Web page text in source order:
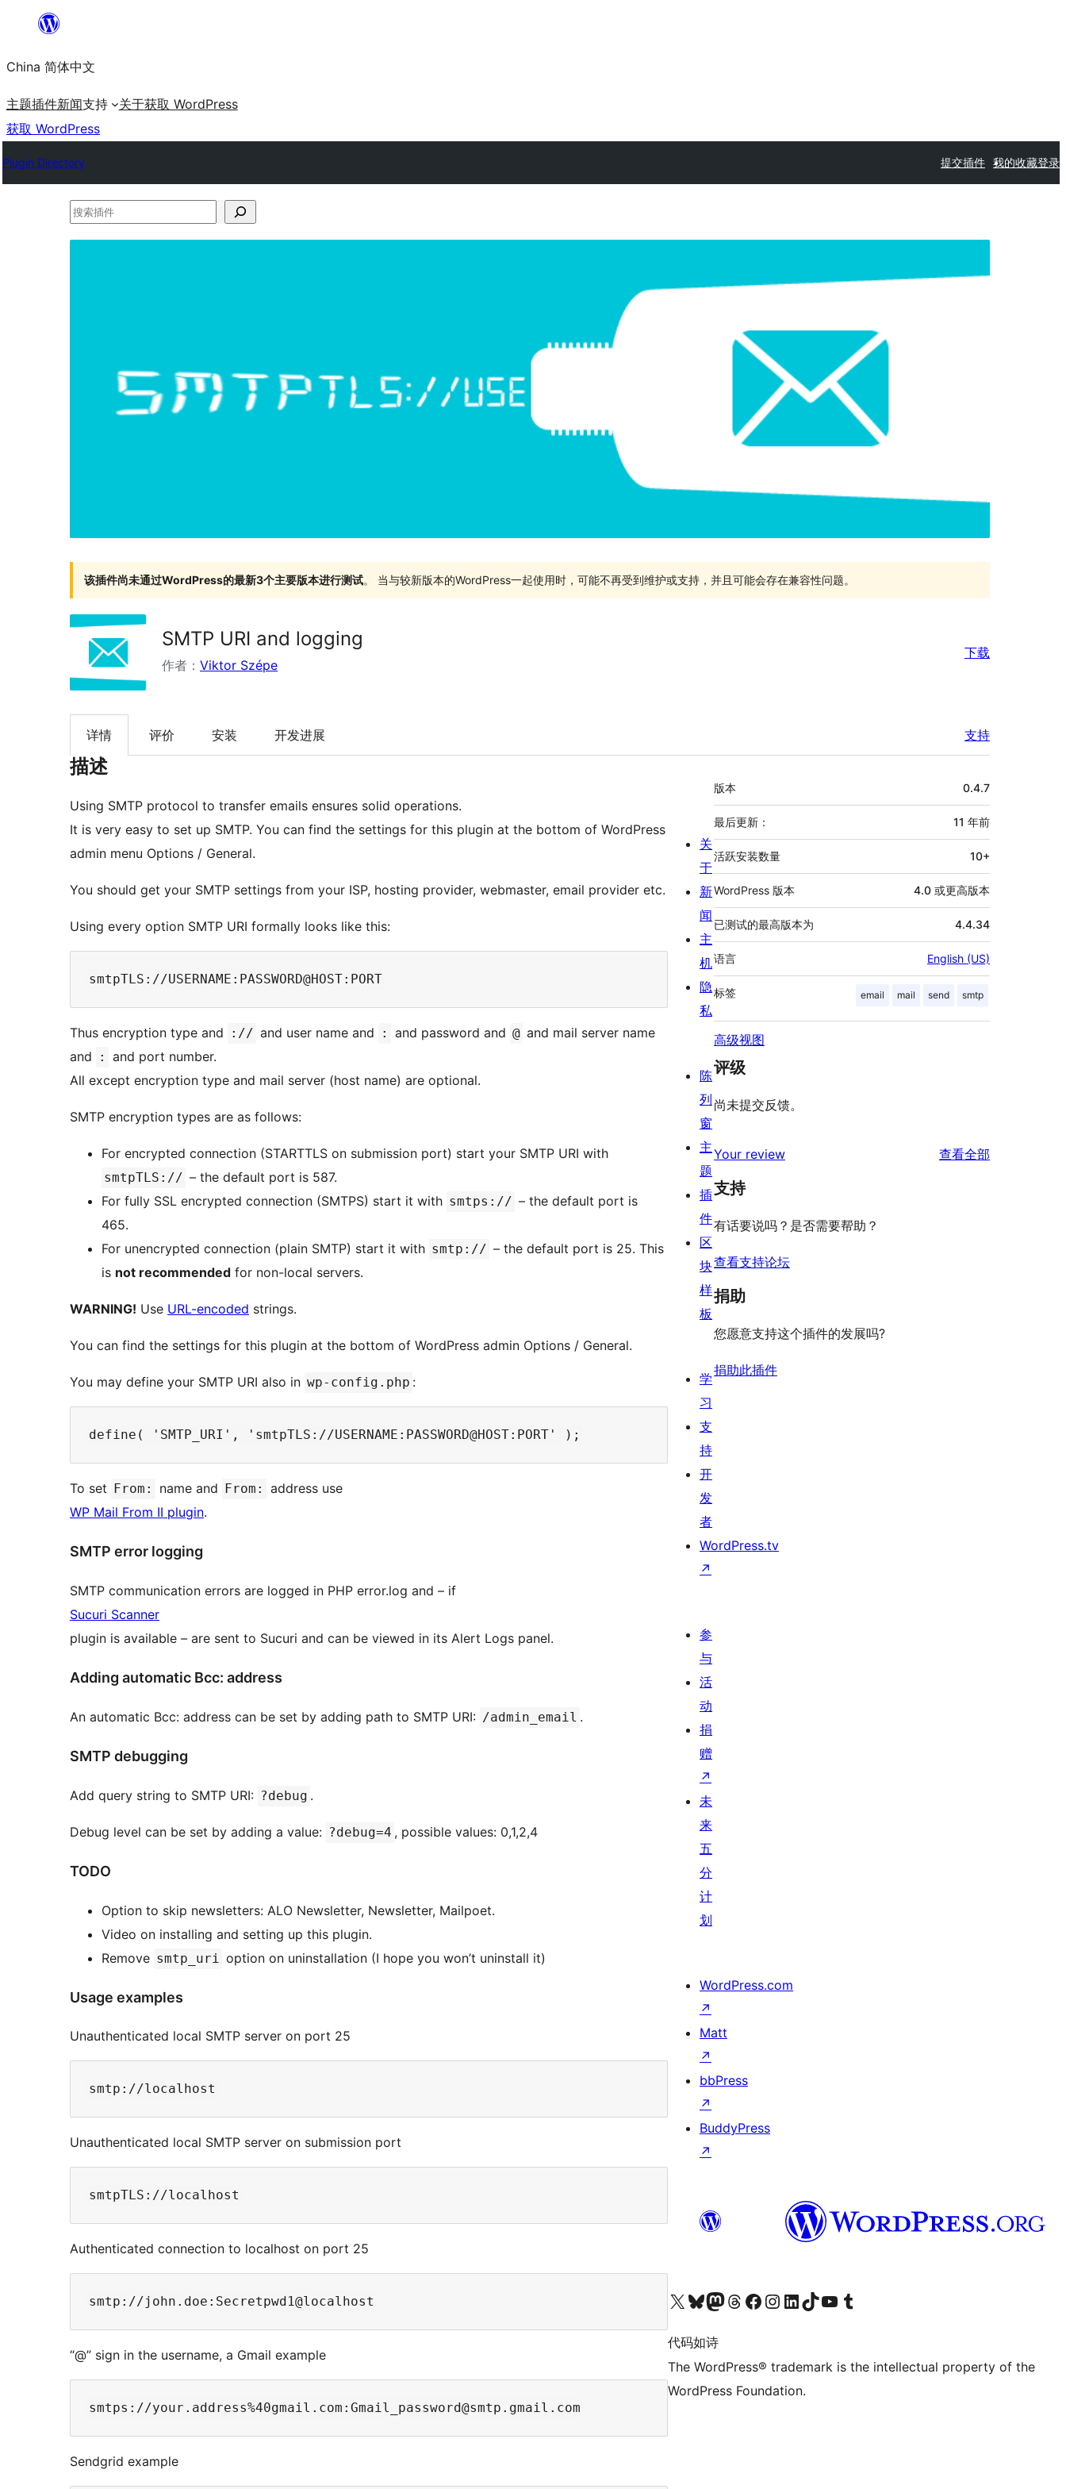
内
容
China 简体中文
主题插件新闻支持 关于获取 WordPress
获取 WordPress
Plugin Directory 提交插件 我的收藏登录
搜
该插件尚未通过WordPress的最新3个主要版本进行测试。 当与较新版本的WordPress一起使用时，可能不再受到维护或支持，并且可能会存在兼容性问题。
SMTP URI and logging
作者： Viktor Szépe
下载
详情 评价 安装 开发进展 支持
描述
Using SMTP protocol to transfer emails ensures solid operations.
It is very easy to set up SMTP. You can find the settings for this plugin at the bottom of WordPress
admin menu Options / General.
You should get your SMTP settings from your ISP, hosting provider, webmaster, email provider etc.
Using every option SMTP URI formally looks like this:
Thus encryption type and :// and user name and : and password and @ and mail server name
and
:
and port number.
All except encryption type and mail server (host name) are optional.
SMTP encryption types are as follows:
For encrypted connection (STARTTLS on submission port) start your SMTP URI with
smtpTLS:// – the default port is 587.
For fully SSL encrypted connection (SMTPS) start it with smtps:// – the default port is
465.
For unencrypted connection (plain SMTP) start it with smtp:// – the default port is 25. This
is not recommended for non-local servers.
WARNING! Use URL-encoded strings.
You can find the settings for this plugin at the bottom of WordPress admin Options / General.
You may define your SMTP URI also in wp-config.php :
To set From: name and From:
address use
WP Mail From II plugin.
SMTP error logging
SMTP communication errors are logged in PHP error.log and – if
Sucuri Scanner
plugin is available – are sent to Sucuri and can be viewed in its Alert Logs panel.
Adding automatic Bcc: address
An automatic Bcc: address can be set by adding path to SMTP URI: /admin_email .
SMTP debugging
Add query string to SMTP URI: ?debug .
Debug level can be set by adding a value: ?debug=4 , possible values: 0,1,2,4
TODO
Option to skip newsletters: ALO Newsletter, Newsletter, Mailpoet.
Video on installing and setting up this plugin.
Remove smtp_uri option on uninstallation (I hope you won’t uninstall it)
Usage examples
Unauthenticated local SMTP server on port 25
Unauthenticated local SMTP server on submission port
Authenticated connection to localhost on port 25
“@” sign in the username, a Gmail example
Sendgrid example
额
外
信
息
版本 0.4.7
最后更新： 11 年前
活跃安装数量 10+
WordPress 版本 4.0 或更高版本
已测试的最高版本为 4.4.34
语言 English (US)
标签 email mail send smtp
高级视图
评级
尚未提交反馈。
Your review 查看全部
支持
有话要说吗？是否需要帮助？
查看支持论坛
捐助
您愿意支持这个插件的发展吗?
捐助此插件
关
于
新
闻
主
机
隐
私
陈
列
窗
主
题
插
件
区
块
样
板
学
习
支
持
开
发
者
WordPress.tv
↗
参
与
活
动
捐
赠
↗
未
来
五
分
计
划
WordPress.com
↗
Matt
↗
bbPress
↗
BuddyPress
↗
关注我们的 X（原 Twitter）账号访问我们的 Bluesky 账号关注我们的 Mastodon 账号访问我们的 Threads 账号 访问我们的 Facebook 公共主页关注我们的 Instagram 账号 关注我们的 LinkedIn 主页访问我们的 TikTok 账号访问我们的 YouTube 频道 访问我们的 Tumblr 账号
代码如诗
The WordPress® trademark is the intellectual property of the
WordPress Foundation.